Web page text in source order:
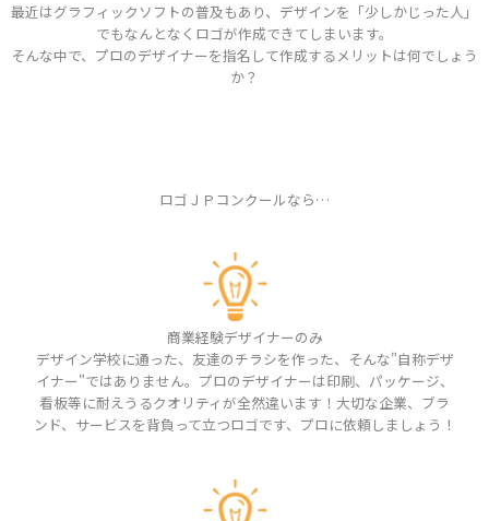
最近はグラフィックソフトの普及もあり、デザインを「少しかじった人」
でもなんとなくロゴが作成できてしまいます。
そんな中で、プロのデザイナーを指名して作成するメリットは何でしょう
か？
ロゴＪＰコンクールなら…
商業経験デザイナーのみ
デザイン学校に通った、友達のチラシを作った、そんな"自称デザ
イナー"ではありません。プロのデザイナーは印刷、パッケージ、
看板等に耐えうるクオリティが全然違います！大切な企業、ブラ
ンド、サービスを背負って立つロゴです、プロに依頼しましょう！